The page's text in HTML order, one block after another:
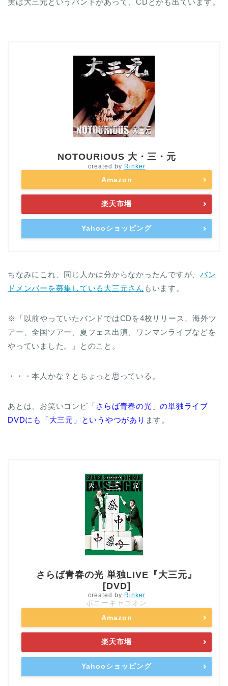
実は大三元というバンドがあって、CDとかも出ています。
NOTOURIOUS 大・三・元
created by Rinker
Amazon
楽天市場
Yahooショッピング
ちなみにこれ、同じ人かは分からなかったんですが、バン
ドメンバーを募集している大三元さん もいます。
※「以前やっていたバンドではCDを4枚リリース、海外ツ
アー、全国ツアー、夏フェス出演、ワンマンライブなどを
やっていました。」とのこと。
・・・本人かな？とちょっと思っている。
あとは、お笑いコンビ 「さらば青春の光」の単独ライブ
DVDにも「大三元」というやつがあり ます。
さらば青春の光 単独LIVE『大三元』
[DVD]
created by Rinker
ポニーキャニオン
Amazon
楽天市場
Yahooショッピング